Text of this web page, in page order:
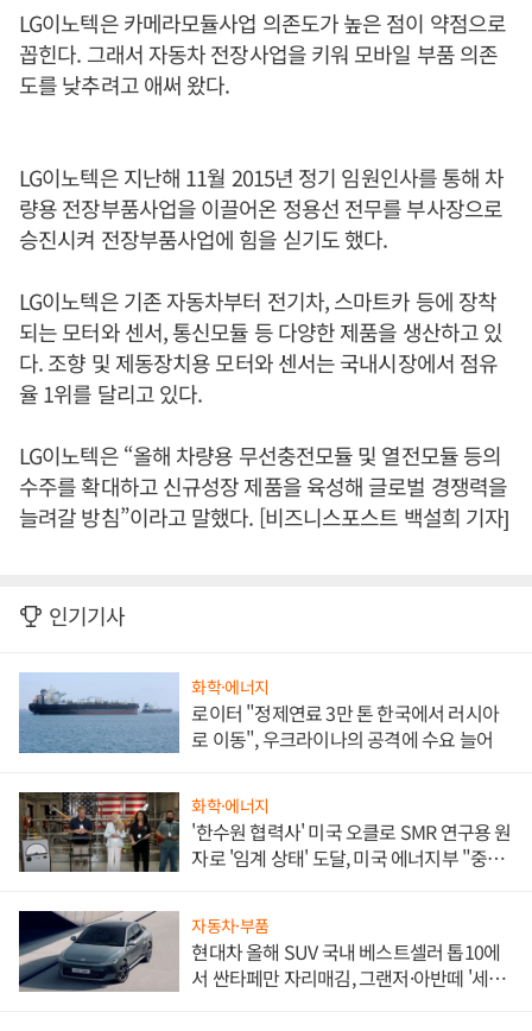
LG이노텍은 카메라모듈사업 의존도가 높은 점이 약점으로
꼽힌다. 그래서 자동차 전장사업을 키워 모바일 부품 의존
도를 낮추려고 애써 왔다.
LG이노텍은 지난해 11월 2015년 정기 임원인사를 통해 차
량용 전장부품사업을 이끌어온 정용선 전무를 부사장으로
승진시켜 전장부품사업에 힘을 싣기도 했다.
LG이노텍은 기존 자동차부터 전기차, 스마트카 등에 장착
되는 모터와 센서, 통신모듈 등 다양한 제품을 생산하고 있
다. 조향 및 제동장치용 모터와 센서는 국내시장에서 점유
율 1위를 달리고 있다.
LG이노텍은 “올해 차량용 무선충전모듈 및 열전모듈 등의
수주를 확대하고 신규성장 제품을 육성해 글로벌 경쟁력을
늘려갈 방침”이라고 말했다. [비즈니스포스트 백설희 기자]
인기기사
화학·에너지
로이터 "정제연료 3만 톤 한국에서 러시아
로 이동", 우크라이나의 공격에 수요 늘어
화학·에너지
'한수원 협력사' 미국 오클로 SMR 연구용 원
자로 '임계 상태' 도달, 미국 에너지부 "중요
자동차·부품
현대차 올해 SUV 국내 베스트셀러 톱10에
서 싼타페만 자리매김, 그랜저·아반떼 '세단